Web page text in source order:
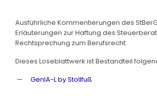
Ausführliche Kommentierungen des
Erläuterungen zur Haftung des
Rechtsprechung zum Berufsrecht.
Dieses Loseblattwerk ist Bestandteil
GenIA-L by Stollfuß